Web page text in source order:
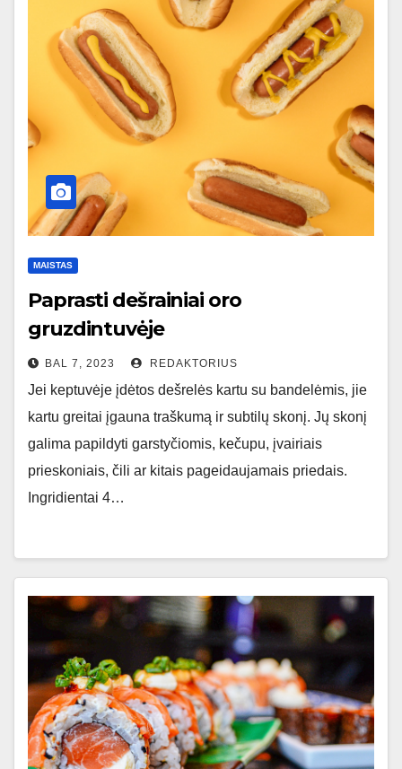
MAISTAS
Paprasti dešrainiai oro
gruzdintuvėje
BAL 7, 2023 REDAKTORIUS
Jei keptuvėje įdėtos dešrelės kartu su bandelėmis, jie
kartu greitai įgauna traškumą ir subtilų skonį. Jų skonį
galima papildyti garstyčiomis, kečupu, įvairiais
prieskoniais, čili ar kitais pageidaujamais priedais.
Ingridientai 4…